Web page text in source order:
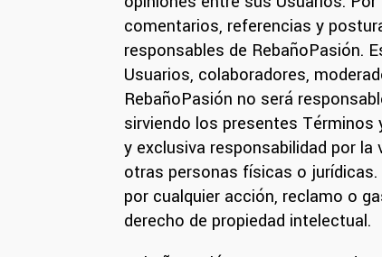
comentarios, referencias y
responsables de RebañoPasión.
Usuarios, colaboradores,
RebañoPasión no será
sirviendo los presentes
y exclusiva responsabilidad por
otras personas físicas o
por cualquier acción, reclamo o
derecho de propiedad intelectual.